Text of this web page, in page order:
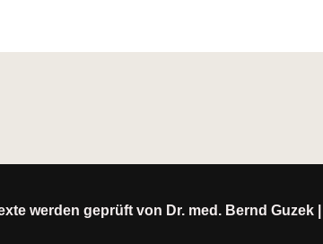
werden geprüft von Dr. med. Bernd